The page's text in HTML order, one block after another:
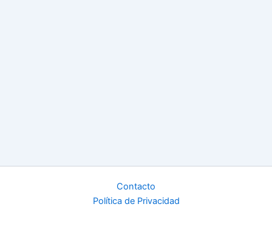
Contacto
Política de Privacidad